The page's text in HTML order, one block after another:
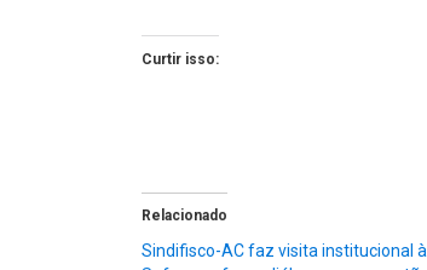
Curtir isso:
Relacionado
Sindifisco-AC faz visita institucional à